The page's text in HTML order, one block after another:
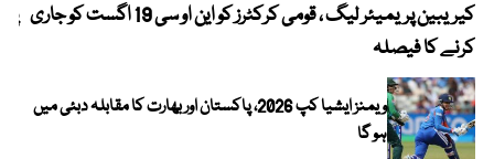
کیریبین پریمیئر لیگ ، قومی کرکٹرز کو این او سی 19 اگست کو جاری
کرنے کا فیصلہ
ویمنز ایشیا کپ 2026، پاکستان اور بھارت کا مقابلہ دبئی میں
ہو گا